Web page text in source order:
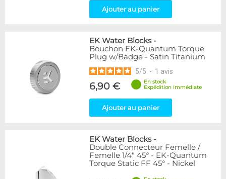
Ajouter au panier
EK Water Blocks-
Bouchon EK-Quantum Torque
Plug w/Badge - Satin Titanium
5/5 - 1 avis
6,90 €
En stock
Expédition immédiate
Ajouter au panier
EK Water Blocks-
Double Connecteur Femelle /
Femelle 1/4" 45° - EK-Quantum
Torque Static FF 45° - Nickel